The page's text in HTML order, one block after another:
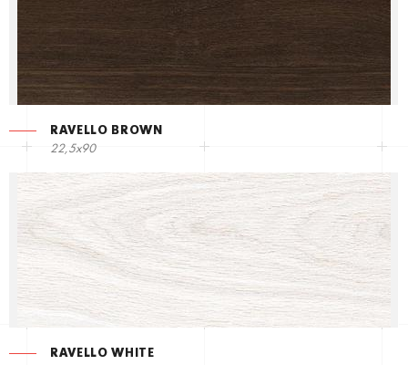
RAVELLO BROWN
22,5х90
RAVELLO WHITE